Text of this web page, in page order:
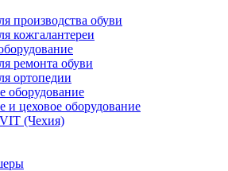
производства обуви
кожгалантереи
ремонта обуви
ортопедии
оборудование
и цеховое оборудование
(Чехия)